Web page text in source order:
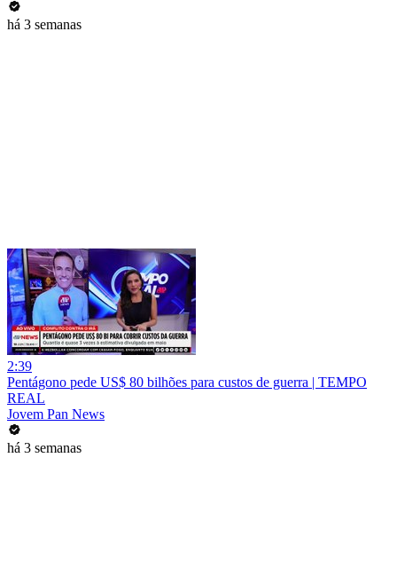
há 3 semanas
2:39
Pentágono pede US$ 80 bilhões para custos de guerra | TEMPO
REAL
Jovem Pan News
há 3 semanas